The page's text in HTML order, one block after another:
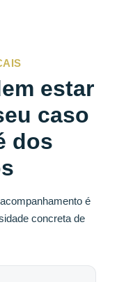
estar
caso
dos
é
concreta de